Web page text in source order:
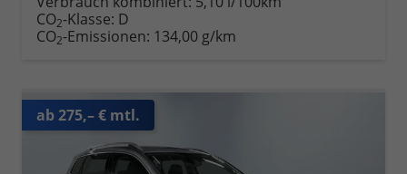
CO2-Klasse: D
CO2-Emissionen: 134,00 g/km
ab 275,– € mtl.